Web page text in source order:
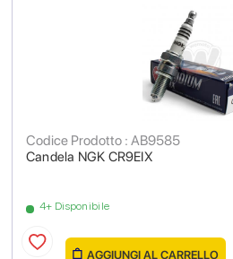
Candela NGK CR9EIX
Codice Prodotto : AB9585
4+ Disponibile
AGGIUNGI AL CARRELLO